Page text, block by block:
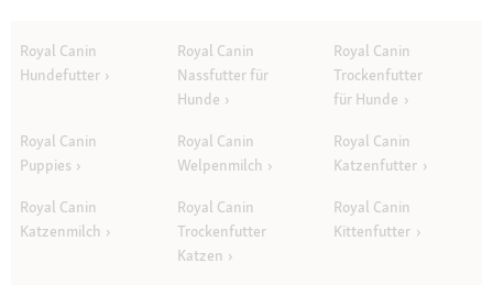
Royal Canin
Hundefutter
Royal Canin
Nassfutter für
Hunde
Royal Canin
Trockenfutter
für Hunde
Royal Canin
Puppies
Royal Canin
Welpenmilch
Royal Canin
Katzenfutter
Royal Canin
Katzenmilch
Royal Canin
Trockenfutter
Katzen
Royal Canin
Kittenfutter